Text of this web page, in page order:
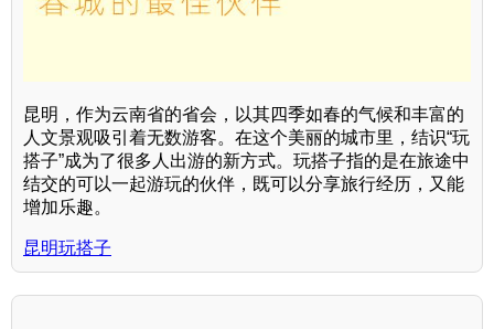
昆明，作为云南省的省会，以其四季如春的气候和丰富的
人文景观吸引着无数游客。在这个美丽的城市里，结识“玩
搭子”成为了很多人出游的新方式。玩搭子指的是在旅途中
结交的可以一起游玩的伙伴，既可以分享旅行经历，又能
增加乐趣。
昆明玩搭子